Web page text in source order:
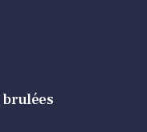
brulées